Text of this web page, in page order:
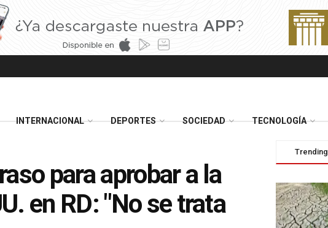
INTERNACIONAL DEPORTES SOCIEDAD TECNOLOGÍA
para aprobar a la
en RD: "No se trata
Trending